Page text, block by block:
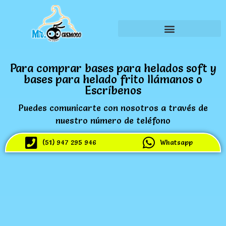
Para comprar bases para helados soft y
bases para helado frito llámanos o
Escríbenos
Puedes comunicarte con nosotros a través de
nuestro número de teléfono
(51) 947 295 946 Whatsapp